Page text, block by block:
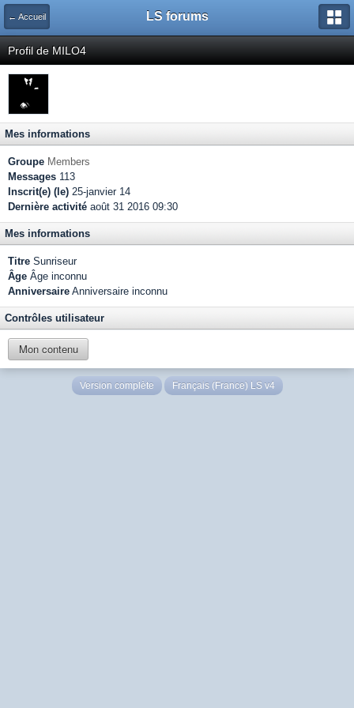
← Accueil LS forums
Profil de MILO4
Mes informations
Groupe Members
Messages 113
Inscrit(e) (le) 25-janvier 14
Dernière activité août 31 2016 09:30
Mes informations
Titre Sunriseur
Âge Âge inconnu
Anniversaire Anniversaire inconnu
Contrôles utilisateur
Mon contenu
Version complète Français (France) LS v4